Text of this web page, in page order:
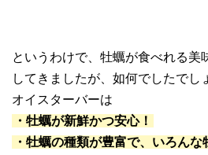
というわけで、牡蠣が食べれる美
してきましたが、如何でしたでし
オイスターバーは
・牡蠣が新鮮かつ安心！
・牡蠣の種類が豊富で、いろんな